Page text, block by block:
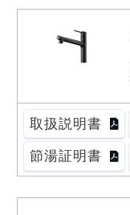
取扱説明書
節湯証明書